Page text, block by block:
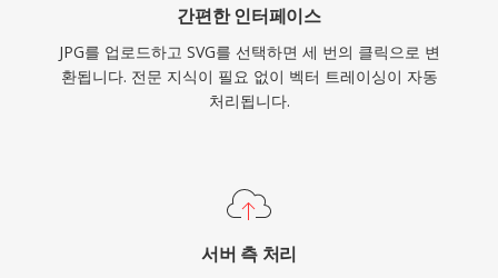
간편한 인터페이스
JPG를 업로드하고 SVG를 선택하면 세 번의 클릭으로 변
환됩니다. 전문 지식이 필요 없이 벡터 트레이싱이 자동
처리됩니다.
서버 측 처리